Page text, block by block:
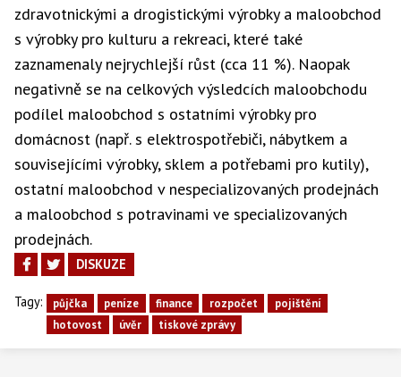
zdravotnickými a drogistickými výrobky a maloobchod
s výrobky pro kulturu a rekreaci, které také
zaznamenaly nejrychlejší růst (cca 11 %). Naopak
negativně se na celkových výsledcích maloobchodu
podílel maloobchod s ostatními výrobky pro
domácnost (např. s elektrospotřebiči, nábytkem a
souvisejícími výrobky, sklem a potřebami pro kutily),
ostatní maloobchod v nespecializovaných prodejnách
a maloobchod s potravinami ve specializovaných
prodejnách.
DISKUZE
Tagy: půjčka peníze finance rozpočet
pojištění
hotovost
úvěr tiskové zprávy